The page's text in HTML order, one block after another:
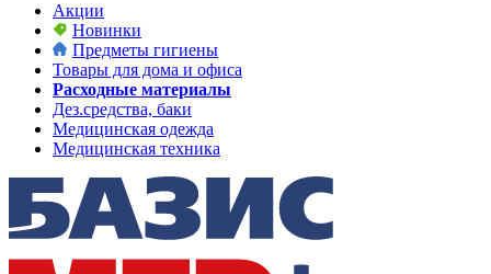
Акции
Новинки
Предметы гигиены
Товары для дома и офиса
Расходные материалы
Дез.средства, баки
Медицинская одежда
Медицинская техника